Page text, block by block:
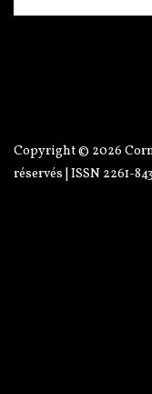
Copyright © 2026
réservés | ISSN 2261-